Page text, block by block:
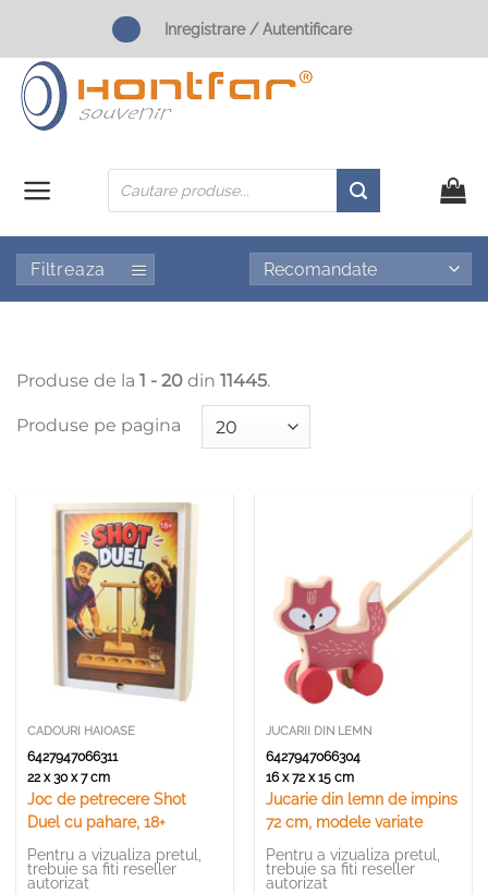
content
Inregistrare / Autentificare
Products
search
Filtreaza
Produse de la 1 - 20 din 11445.
Produse pe pagina
CADOURI HAIOASE
6427947066311
22 x 30 x 7 cm
Joc de petrecere Shot
Duel cu pahare, 18+
Pentru a vizualiza pretul,
trebuie sa fiti reseller
autorizat
JUCARII DIN LEMN
6427947066304
16 x 72 x 15 cm
Jucarie din lemn de impins
72 cm, modele variate
Pentru a vizualiza pretul,
trebuie sa fiti reseller
autorizat